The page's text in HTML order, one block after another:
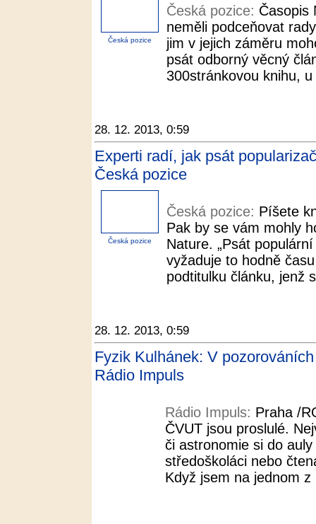
Česká pozice
Česká pozice: Časopis
neměli podceňovat
jim v jejich záměru
psát odborný věcný
300stránkovou knihu,
28. 12. 2013, 0:59
Experti radí, jak psát
Česká pozice
Česká pozice
Česká pozice: Píšete
Pak by se vám mohly
Nature. „Psát
vyžaduje to hodně
podtitulku článku, jenž
28. 12. 2013, 0:59
Fyzik Kulhánek: V
Rádio Impuls
Rádio Impuls: Praha /
ČVUT jsou proslulé.
či astronomie si do
středoškoláci nebo
Když jsem na jednom